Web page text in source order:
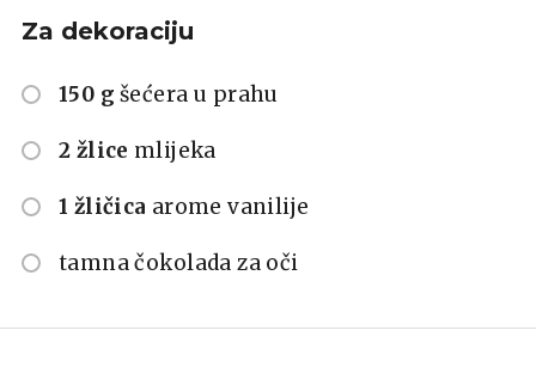
Za dekoraciju
150 g šećera u prahu
2 žlice mlijeka
1 žličica arome vanilije
tamna čokolada za oči